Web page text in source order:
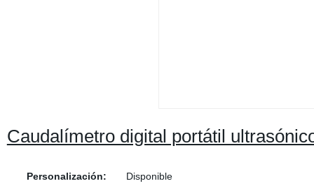
Caudalímetro digital portátil
Personalización:
Disponible